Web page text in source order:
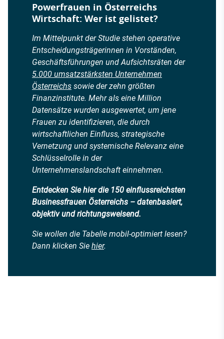
Powerfrauen in Österreichs
Wirtschaft: Wer ist gelistet?
Im Mittelpunkt der Studie stehen operative
Entscheidungsträgerinnen in Vorständen,
Geschäftsführungen und Aufsichtsräten der
5.000 umsatzstärksten Unternehmen
Österreichs sowie der zehn größten
Finanzinstitute. Mehr als eine Million
Datensätze wurden ausgewertet, um jene
Frauen zu identifizieren, die durch
wirtschaftlichen Einfluss, strategische
Vernetzung und systemische Relevanz eine
Schlüsselrolle in der
Unternehmenslandschaft einnehmen.
Entdecken Sie hier die 150 einflussreichsten
Businessfrauen Österreichs – datenbasiert,
objektiv und richtungsweisend.
Sie wollen die Tabelle mobil-optimiert lesen?
Dann klicken Sie hier.